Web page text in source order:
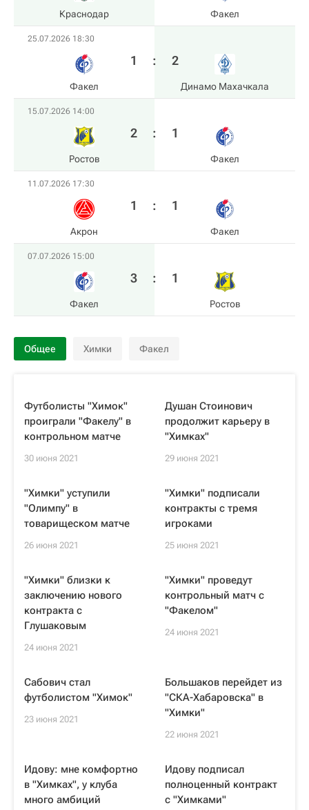
Краснодар Факел
25.07.2026 18:30
Факел
1 : 2
Динамо Махачкала
15.07.2026 14:00
Ростов
2 : 1
Факел
11.07.2026 17:30
Акрон
1 : 1
Факел
07.07.2026 15:00
Факел
3 : 1
Ростов
Общее Химки Факел
Футболисты "Химок"
проиграли "Факелу" в
контрольном матче
30 июня 2021
Душан Стоинович
продолжит карьеру в
"Химках"
29 июня 2021
"Химки" уступили
"Олимпу" в
товарищеском матче
26 июня 2021
"Химки" подписали
контракты с тремя
игроками
25 июня 2021
"Химки" близки к
заключению нового
контракта с
Глушаковым
24 июня 2021
"Химки" проведут
контрольный матч с
"Факелом"
24 июня 2021
Сабович стал
футболистом "Химок"
23 июня 2021
Большаков перейдет из
"СКА-Хабаровска" в
"Химки"
22 июня 2021
Идову: мне комфортно
в "Химках", у клуба
много амбиций
Идову подписал
полноценный контракт
с "Химками"